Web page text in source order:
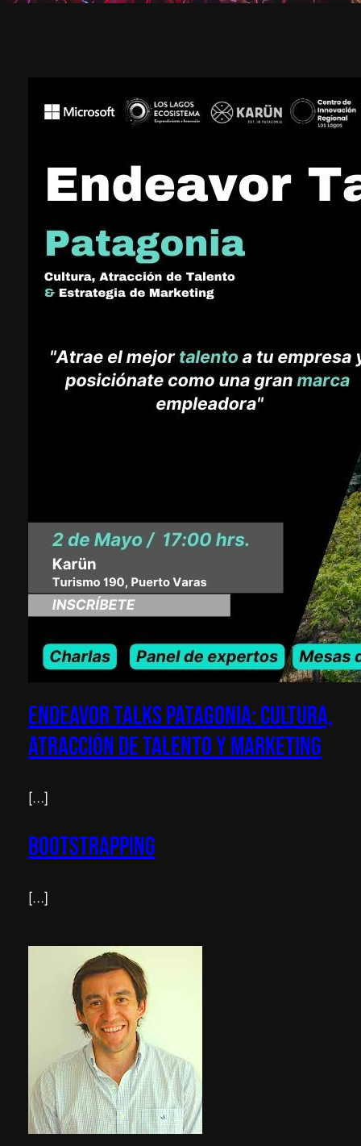
Endeavor Talks Patagonia: Cultura,
Atracción de Talento y Marketing
[…]
Bootstrapping
[…]